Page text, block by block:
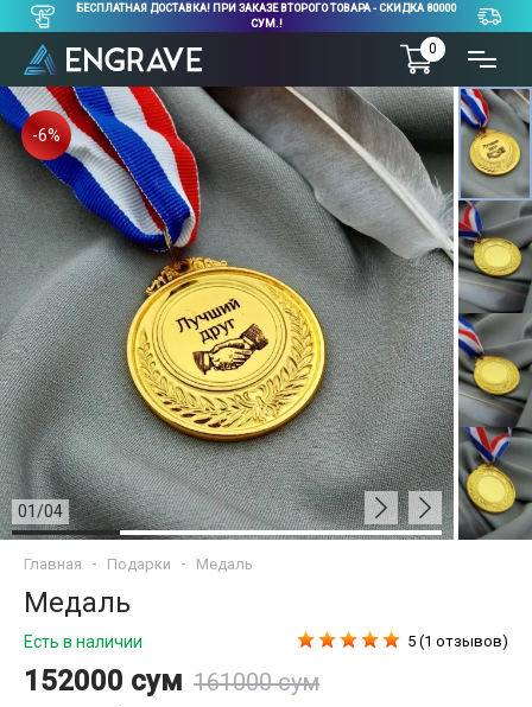
БЕСПЛАТНАЯ ДОСТАВКА! ПРИ ЗАКАЗЕ ВТОРОГО ТОВАРА - СКИДКА 80000
СУМ.!
0
-6%
01 /04
Главная Подарки Медаль
Медаль
Есть в наличии
152000 сум 161000 сум
5 (1 отзывов)